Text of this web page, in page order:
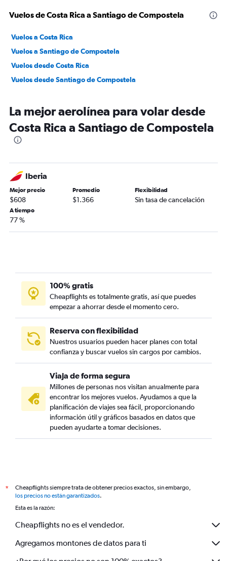
Vuelos de Costa Rica a Santiago de Compostela
Vuelos a Costa Rica
Vuelos a Santiago de Compostela
Vuelos desde Costa Rica
Vuelos desde Santiago de Compostela
La mejor aerolínea para volar desde
Costa Rica a Santiago de Compostela
Iberia
Mejor precio
$608
Promedio
$1.366
Flexibilidad
Sin tasa de cancelación
A tiempo
77 %
100% gratis
Cheapflights es totalmente gratis, así que puedes
empezar a ahorrar desde el momento cero.
Reserva con flexibilidad
Nuestros usuarios pueden hacer planes con total
confianza y buscar vuelos sin cargos por cambios.
Viaja de forma segura
Millones de personas nos visitan anualmente para
encontrar los mejores vuelos. Ayudamos a que la
planificación de viajes sea fácil, proporcionando
información útil y gráficos basados en datos que
pueden ayudarte a tomar decisiones.
*
Cheapflights siempre trata de obtener precios exactos, sin embargo,
los precios no están garantizados.
Esta es la razón:
Cheapflights no es el vendedor.
Agregamos montones de datos para ti